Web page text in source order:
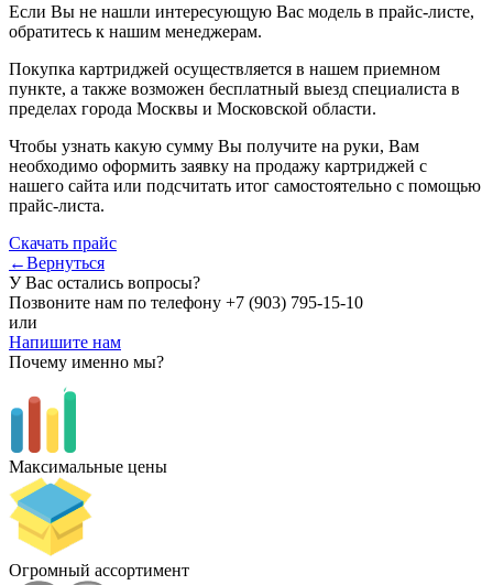
Если Вы не нашли интересующую Вас модель в прайс-листе,
обратитесь к нашим менеджерам.
Покупка картриджей осуществляется в нашем приемном
пункте, а также возможен бесплатный выезд специалиста в
пределах города Москвы и Московской области.
Чтобы узнать какую сумму Вы получите на руки, Вам
необходимо оформить заявку на продажу картриджей с
нашего сайта или подсчитать итог самостоятельно с помощью
прайс-листа.
Скачать прайс
←Вернуться
У Вас остались вопросы?
Позвоните нам по телефону +7 (903) 795-15-10
или
Напишите нам
Почему именно мы?
Максимальные цены
Огромный ассортимент